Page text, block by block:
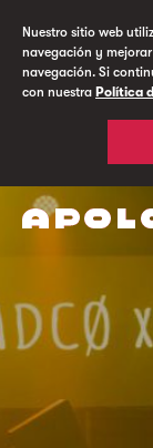
Nuestro sitio web
navegación y
navegación. Si
con nuestra Política